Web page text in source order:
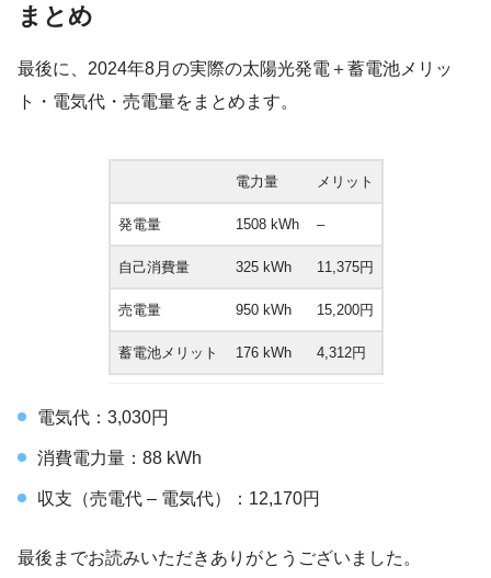
まとめ
最後に、2024年8月の実際の太陽光発電＋蓄電池メリッ
ト・電気代・売電量をまとめます。
電力量 メリット
発電量 1508 kWh –
自己消費量 325 kWh 11,375円
売電量 950 kWh 15,200円
蓄電池メリット 176 kWh 4,312円
電気代：3,030円
消費電力量：88 kWh
収支（売電代 – 電気代）：12,170円
最後までお読みいただきありがとうございました。